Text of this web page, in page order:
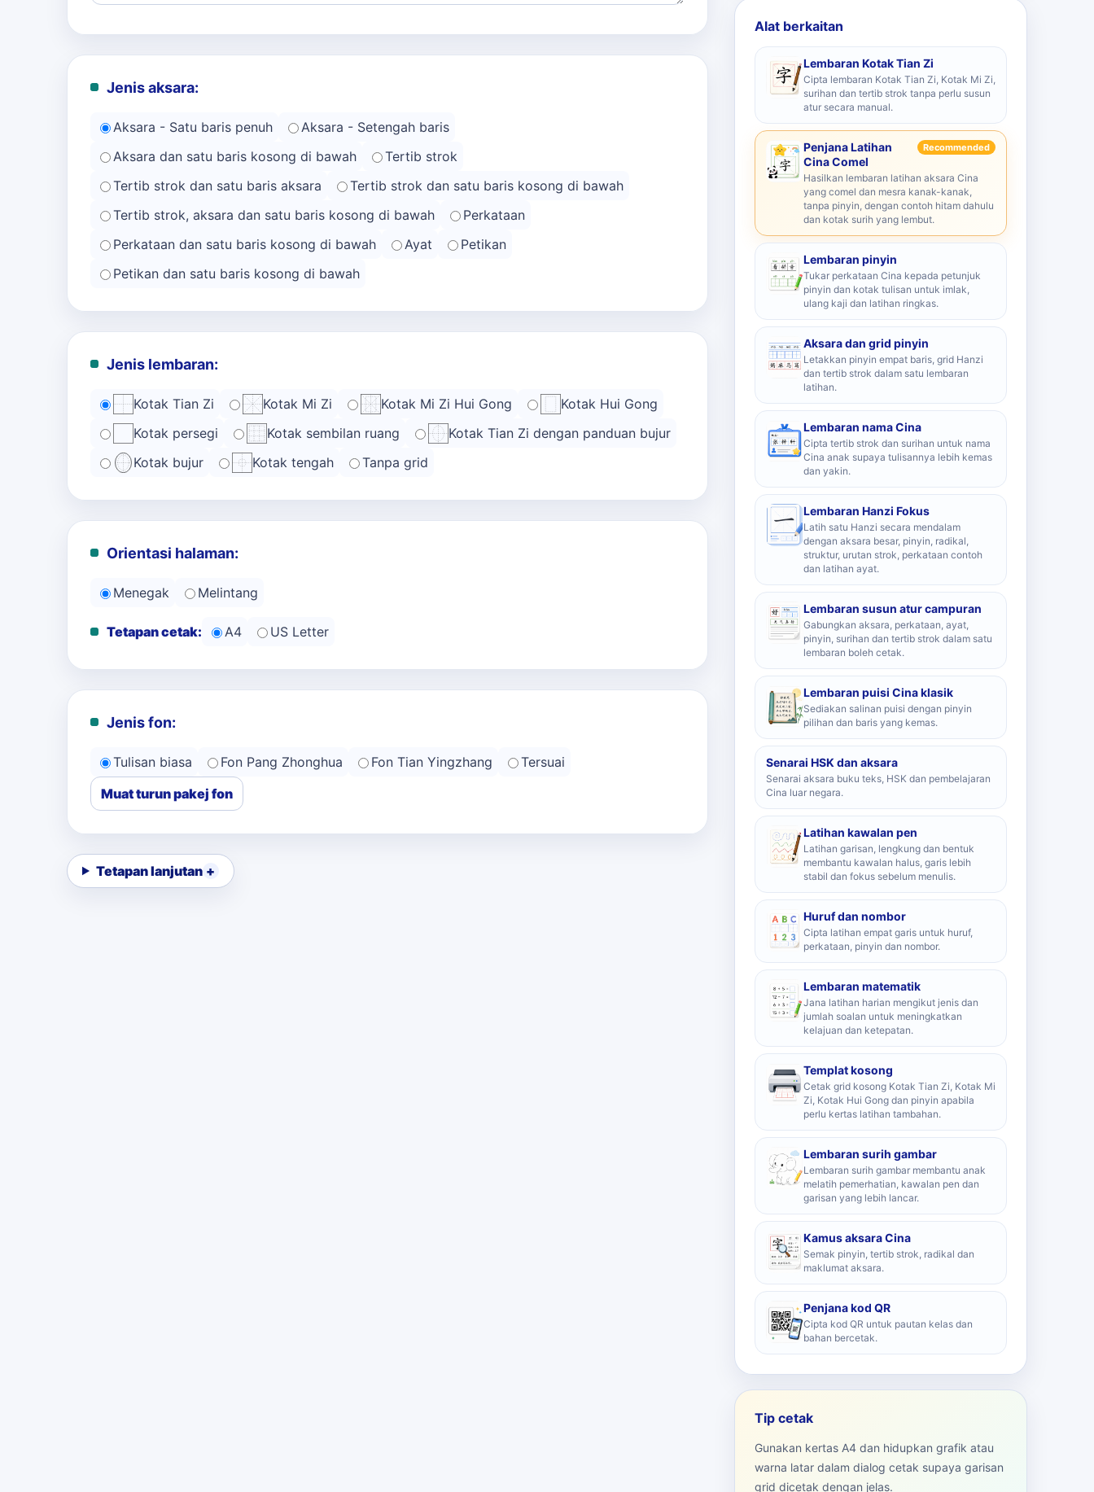
Jenis aksara:
Aksara - Satu baris penuh
Aksara - Setengah baris
Aksara dan satu baris kosong di bawah
Tertib strok
Tertib strok dan satu baris aksara
Tertib strok dan satu baris kosong di bawah
Tertib strok, aksara dan satu baris kosong di bawah
Perkataan
Perkataan dan satu baris kosong di bawah
Ayat
Petikan
Petikan dan satu baris kosong di bawah
Jenis lembaran:
Kotak Tian Zi Kotak Mi Zi Kotak Mi Zi Hui Gong
Kotak Hui Gong
Kotak persegi
Kotak sembilan ruang
Kotak Tian Zi dengan panduan bujur
Kotak bujur
Kotak tengah Tanpa grid
Orientasi halaman:
Menegak Melintang
Tetapan cetak: A4 US Letter
Jenis fon:
Tulisan biasa Fon Pang Zhonghua Fon Tian Yingzhang
Tersuai
Muat turun pakej fon
Tetapan lanjutan
Alat berkaitan
Lembaran Kotak Tian Zi
Cipta lembaran Kotak Tian Zi, Kotak Mi Zi,
surihan dan tertib strok tanpa perlu susun
atur secara manual.
Penjana Latihan
Cina Comel
Recommended
Hasilkan lembaran latihan aksara Cina
yang comel dan mesra kanak-kanak,
tanpa pinyin, dengan contoh hitam dahulu
dan kotak surih yang lembut.
Lembaran pinyin
Tukar perkataan Cina kepada petunjuk
pinyin dan kotak tulisan untuk imlak,
ulang kaji dan latihan ringkas.
Aksara dan grid pinyin
Letakkan pinyin empat baris, grid Hanzi
dan tertib strok dalam satu lembaran
latihan.
Lembaran nama Cina
Cipta tertib strok dan surihan untuk nama
Cina anak supaya tulisannya lebih kemas
dan yakin.
Lembaran Hanzi Fokus
Latih satu Hanzi secara mendalam
dengan aksara besar, pinyin, radikal,
struktur, urutan strok, perkataan contoh
dan latihan ayat.
Lembaran susun atur campuran
Gabungkan aksara, perkataan, ayat,
pinyin, surihan dan tertib strok dalam satu
lembaran boleh cetak.
Lembaran puisi Cina klasik
Sediakan salinan puisi dengan pinyin
pilihan dan baris yang kemas.
Senarai HSK dan aksara
Senarai aksara buku teks, HSK dan pembelajaran
Cina luar negara.
Latihan kawalan pen
Latihan garisan, lengkung dan bentuk
membantu kawalan halus, garis lebih
stabil dan fokus sebelum menulis.
Huruf dan nombor
Cipta latihan empat garis untuk huruf,
perkataan, pinyin dan nombor.
Lembaran matematik
Jana latihan harian mengikut jenis dan
jumlah soalan untuk meningkatkan
kelajuan dan ketepatan.
Templat kosong
Cetak grid kosong Kotak Tian Zi, Kotak Mi
Zi, Kotak Hui Gong dan pinyin apabila
perlu kertas latihan tambahan.
Lembaran surih gambar
Lembaran surih gambar membantu anak
melatih pemerhatian, kawalan pen dan
garisan yang lebih lancar.
Kamus aksara Cina
Semak pinyin, tertib strok, radikal dan
maklumat aksara.
Penjana kod QR
Cipta kod QR untuk pautan kelas dan
bahan bercetak.
Tip cetak
Gunakan kertas A4 dan hidupkan grafik atau
warna latar dalam dialog cetak supaya garisan
grid dicetak dengan jelas.